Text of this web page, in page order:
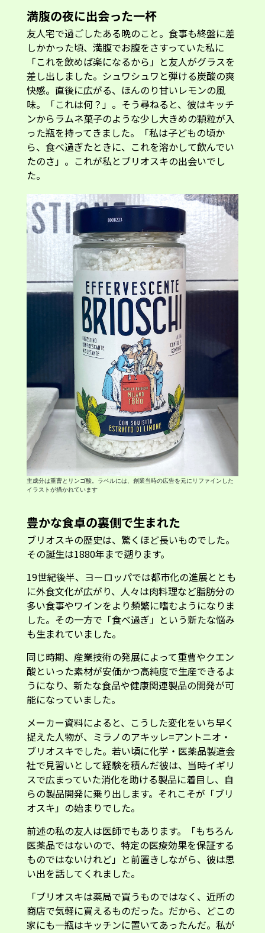
満腹の夜に出会った一杯
友人宅で過ごしたある晩のこと。食事も終盤に差
しかかった頃、満腹でお腹をさすっていた私に
「これを飲めば楽になるから」と友人がグラスを
差し出しました。シュワシュワと弾ける炭酸の爽
快感。直後に広がる、ほんのり甘いレモンの風
味。「これは何？」。そう尋ねると、彼はキッチ
ンからラムネ菓子のような少し大きめの顆粒が入
った瓶を持ってきました。「私は子どもの頃か
ら、食べ過ぎたときに、これを溶かして飲んでい
たのさ」。これが私とブリオスキの出会いでし
た。
主成分は重曹とリンゴ酸。ラベルには、創業当時の広告を元にリファインした
イラストが描かれています
豊かな食卓の裏側で生まれた
ブリオスキの歴史は、驚くほど長いものでした。
その誕生は1880年まで遡ります。
19世紀後半、ヨーロッパでは都市化の進展ととも
に外食文化が広がり、人々は肉料理など脂肪分の
多い食事やワインをより頻繁に嗜むようになりま
した。その一方で「食べ過ぎ」という新たな悩み
も生まれていました。
同じ時期、産業技術の発展によって重曹やクエン
酸といった素材が安価かつ高純度で生産できるよ
うになり、新たな食品や健康関連製品の開発が可
能になっていました。
メーカー資料によると、こうした変化をいち早く
捉えた人物が、ミラノのアキッレ=アントニオ・
ブリオスキでした。若い頃に化学・医薬品製造会
社で見習いとして経験を積んだ彼は、当時イギリ
スで広まっていた消化を助ける製品に着目し、自
らの製品開発に乗り出します。それこそが「ブリ
オスキ」の始まりでした。
前述の私の友人は医師でもあります。「もちろん
医薬品ではないので、特定の医療効果を保証する
ものではないけれど」と前置きしながら、彼は思
い出を話してくれました。
「ブリオスキは薬局で買うものではなく、近所の
商店で気軽に買えるものだった。だから、どこの
家にも一瓶はキッチンに置いてあったんだ。私が